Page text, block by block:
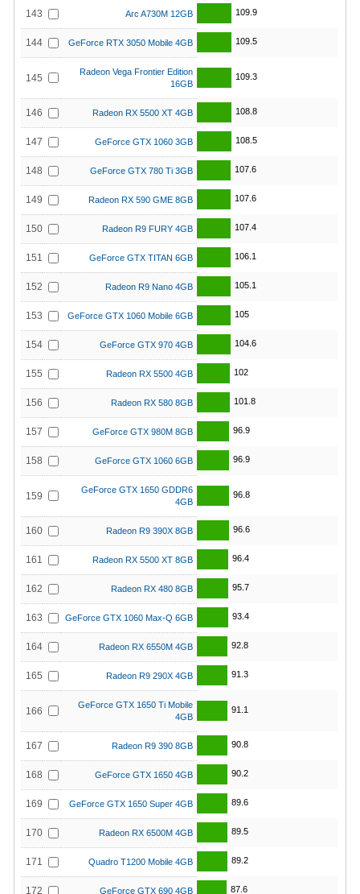
143 Arc A730M 12GB 109.9
144 GeForce RTX 3050 Mobile 4GB 109.5
145
Radeon Vega Frontier Edition
16GB
109.3
146 Radeon RX 5500 XT 4GB 108.8
147 GeForce GTX 1060 3GB 108.5
148 GeForce GTX 780 Ti 3GB 107.6
149 Radeon RX 590 GME 8GB 107.6
150 Radeon R9 FURY 4GB 107.4
151 GeForce GTX TITAN 6GB 106.1
152 Radeon R9 Nano 4GB 105.1
153 GeForce GTX 1060 Mobile 6GB 105
154 GeForce GTX 970 4GB 104.6
155 Radeon RX 5500 4GB 102
156 Radeon RX 580 8GB 101.8
157 GeForce GTX 980M 8GB 96.9
158 GeForce GTX 1060 6GB 96.9
159
GeForce GTX 1650 GDDR6
4GB
96.8
160 Radeon R9 390X 8GB 96.6
161 Radeon RX 5500 XT 8GB 96.4
162 Radeon RX 480 8GB 95.7
163 GeForce GTX 1060 Max-Q 6GB 93.4
164 Radeon RX 6550M 4GB 92.8
165 Radeon R9 290X 4GB 91.3
166
GeForce GTX 1650 Ti Mobile
4GB
91.1
167 Radeon R9 390 8GB 90.8
168 GeForce GTX 1650 4GB 90.2
169 GeForce GTX 1650 Super 4GB 89.6
170 Radeon RX 6500M 4GB 89.5
171 Quadro T1200 Mobile 4GB 89.2
172 GeForce GTX 690 4GB 87.6